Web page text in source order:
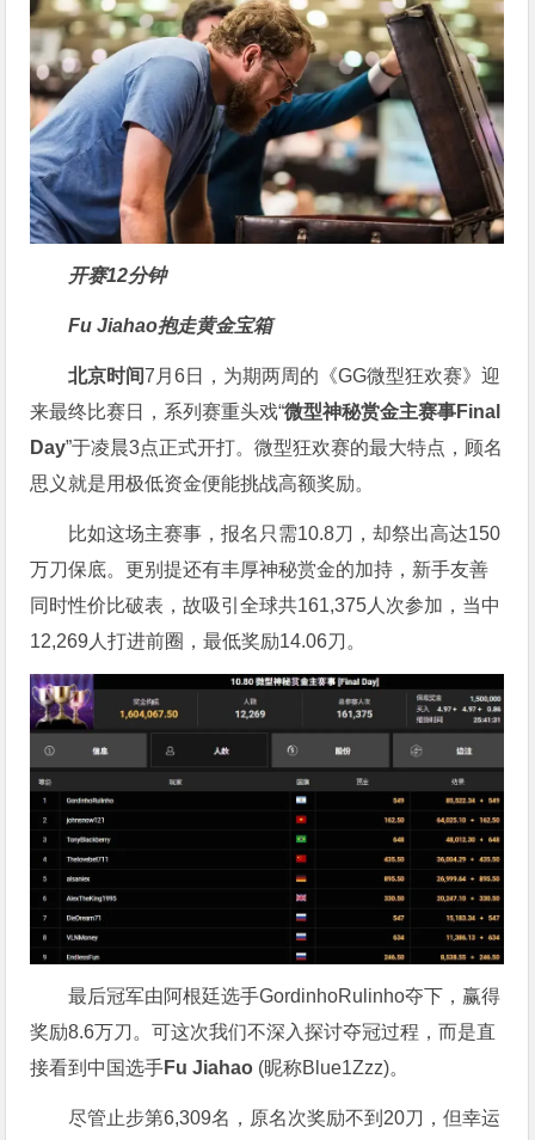
开赛12分钟
Fu Jiahao抱走黄金宝箱
北京时间7月6日，为期两周的《GG微型狂欢赛》迎
来最终比赛日，系列赛重头戏“微型神秘赏金主赛事Final
Day”于凌晨3点正式开打。微型狂欢赛的最大特点，顾名
思义就是用极低资金便能挑战高额奖励。
比如这场主赛事，报名只需10.8刀，却祭出高达150
万刀保底。更别提还有丰厚神秘赏金的加持，新手友善
同时性价比破表，故吸引全球共161,375人次参加，当中
12,269人打进前圈，最低奖励14.06刀。
最后冠军由阿根廷选手GordinhoRulinho夺下，赢得
奖励8.6万刀。可这次我们不深入探讨夺冠过程，而是直
接看到中国选手Fu Jiahao (昵称Blue1Zzz)。
尽管止步第6,309名，原名次奖励不到20刀，但幸运